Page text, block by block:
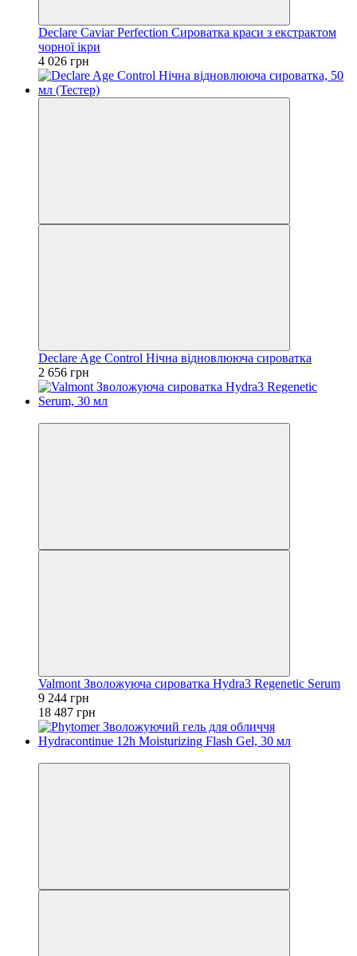
Declare Caviar Perfection Сироватка краси з екстрактом
чорної ікри
4 026 грн
Declare Age Control Нічна відновлююча сироватка
2 656 грн
Valmont Зволожуюча сироватка Hydra3 Regenetic Serum
9 244 грн
18 487 грн